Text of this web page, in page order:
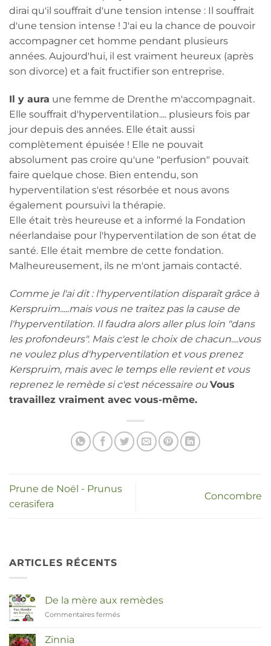
dirai qu'il souffrait d'une tension intense : Il souffrait
d'une tension intense ! J'ai eu la chance de pouvoir
accompagner cet homme pendant plusieurs
années. Aujourd'hui, il est vraiment heureux (après
son divorce) et a fait fructifier son entreprise.
Il y aura une femme de Drenthe m'accompagnait.
Elle souffrait d'hyperventilation.... plusieurs fois par
jour depuis des années. Elle était aussi
complètement épuisée ! Elle ne pouvait
absolument pas croire qu'une "perfusion" pouvait
faire quelque chose. Bien entendu, son
hyperventilation s'est résorbée et nous avons
également poursuivi la thérapie.
Elle était très heureuse et a informé la Fondation
néerlandaise pour l'hyperventilation de son état de
santé. Elle était membre de cette fondation.
Malheureusement, ils ne m'ont jamais contacté.
Comme je l'ai dit : l'hyperventilation disparaît grâce à
Kerspruim.....mais vous ne traitez pas la cause de
l'hyperventilation. Il faudra alors aller plus loin "dans
les profondeurs". Mais c'est le choix de chacun....vous
ne voulez plus d'hyperventilation et vous prenez
Kerspruim, mais avec le temps elle revient et vous
reprenez le remède si c'est nécessaire ou Vous
travaillez vraiment avec vous-même.
Prune de Noël - Prunus
cerasifera
Concombre
ARTICLES RÉCENTS
De la mère aux remèdes
Commentaires fermés
Zinnia